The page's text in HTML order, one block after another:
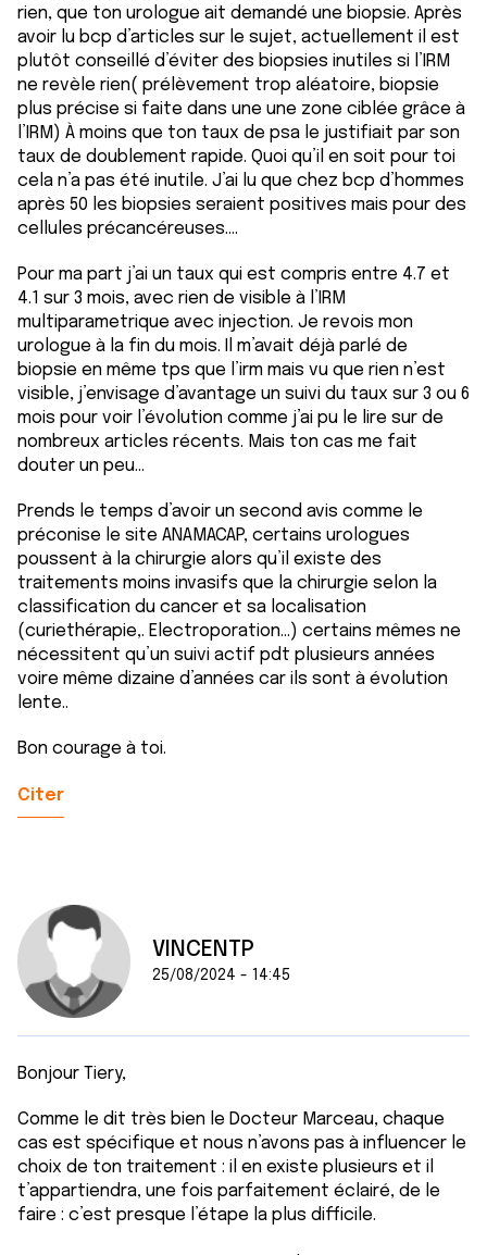
rien, que ton urologue ait demandé une biopsie. Après
avoir lu bcp d’articles sur le sujet, actuellement il est
plutôt conseillé d’éviter des biopsies inutiles si l’IRM
ne revèle rien( prélèvement trop aléatoire, biopsie
plus précise si faite dans une une zone ciblée grâce à
l’IRM) À moins que ton taux de psa le justifiait par son
taux de doublement rapide. Quoi qu’il en soit pour toi
cela n’a pas été inutile. J’ai lu que chez bcp d’hommes
après 50 les biopsies seraient positives mais pour des
cellules précancéreuses….
Pour ma part j’ai un taux qui est compris entre 4.7 et
4.1 sur 3 mois, avec rien de visible à l’IRM
multiparametrique avec injection. Je revois mon
urologue à la fin du mois. Il m’avait déjà parlé de
biopsie en même tps que l’irm mais vu que rien n’est
visible, j’envisage d’avantage un suivi du taux sur 3 ou 6
mois pour voir l’évolution comme j’ai pu le lire sur de
nombreux articles récents. Mais ton cas me fait
douter un peu…
Prends le temps d’avoir un second avis comme le
préconise le site ANAMACAP, certains urologues
poussent à la chirurgie alors qu’il existe des
traitements moins invasifs que la chirurgie selon la
classification du cancer et sa localisation
(curiethérapie,. Electroporation…) certains mêmes ne
nécessitent qu’un suivi actif pdt plusieurs années
voire même dizaine d’années car ils sont à évolution
lente..
Bon courage à toi.
Citer
VINCENTP
25/08/2024 - 14:45
Bonjour Tiery,
Comme le dit très bien le Docteur Marceau, chaque
cas est spécifique et nous n’avons pas à influencer le
choix de ton traitement : il en existe plusieurs et il
t’appartiendra, une fois parfaitement éclairé, de le
faire : c’est presque l’étape la plus difficile.